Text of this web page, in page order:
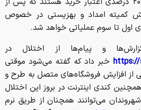
کمیته امداد و بهزیستی در خصوص
اول تا سوم عملیاتی خواهد شد.
و پیام‌ها از اختلال در
https:// خبر داد که گفته می‌شود موقتی
از افزایش فروشگاه‌های متصل به طرح و
کندی اینترنت در بروز این اختلال
شهروندان می‌توانند همچنان از طریق نرم